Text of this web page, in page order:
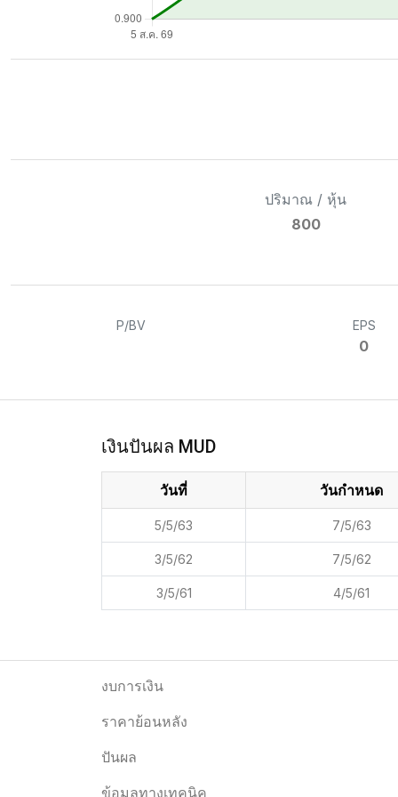
ปริมาณ / หุ้น
800
P/BV EPS
0
เงินปันผล MUD
วันที่ วันกำหนด
5/5/63 7/5/63
3/5/62 7/5/62
3/5/61 4/5/61
งบการเงิน
ราคาย้อนหลัง
ปันผล
ข้อมูลทางเทคนิค